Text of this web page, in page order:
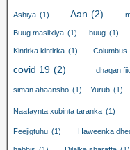
Ashiya (1) Aan (2)
Buug masiixiya (1) buug (1)
Kintirka kintirka (1) Columbus
covid 19 (2) dhaqan
siman ahaansho (1) Yurub (1)
Naafaynta xubinta taranka (1)
Feejigtuhu (1) Haweenka